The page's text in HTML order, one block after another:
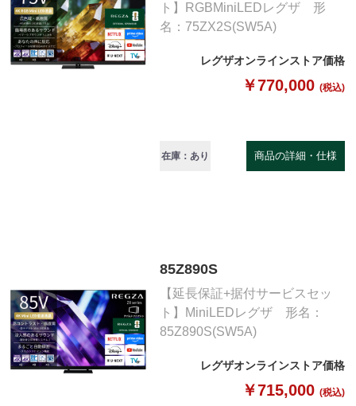
ト】RGBMiniLEDレグザ 形
名：75ZX2S(SW5A)
レグザオンラインストア価格
￥770,000 (税込)
在庫：あり 商品の詳細・仕様
85Z890S
【延長保証+据付サービスセッ
ト】MiniLEDレグザ 形名：
85Z890S(SW5A)
レグザオンラインストア価格
￥715,000 (税込)